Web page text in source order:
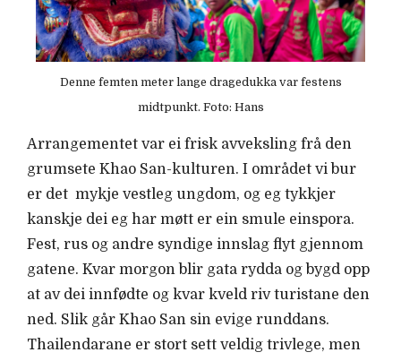
Denne femten meter lange dragedukka var festens
midtpunkt. Foto: Hans
Arrangementet var ei frisk avveksling frå den
grumsete Khao San-kulturen. I området vi bur
er det mykje vestleg ungdom, og eg tykkjer
kanskje dei eg har møtt er ein smule einspora.
Fest, rus og andre syndige innslag flyt gjennom
gatene. Kvar morgon blir gata rydda og bygd opp
at av dei innfødte og kvar kveld riv turistane den
ned. Slik går Khao San sin evige runddans.
Thailendarane er stort sett veldig trivlege, men